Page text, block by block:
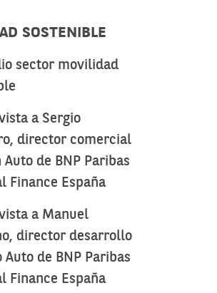
SOSTENIBLE
sector movilidad
a Sergio
director comercial
Auto de BNP Paribas
Finance España
a Manuel
director desarrollo
Auto de BNP Paribas
Finance España